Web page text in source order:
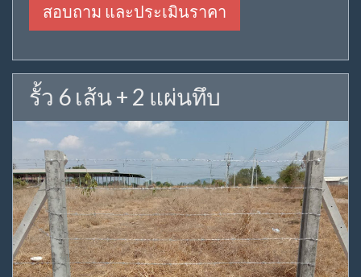
สอบถาม และประเมินราคา
รั้ว 6 เส้น + 2 แผ่นทึบ